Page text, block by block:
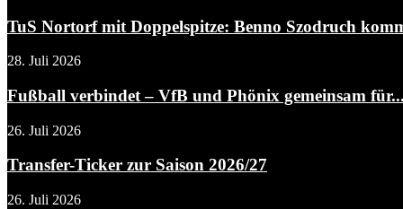
TuS Nortorf mit Doppelspitze: Benno Szodruch
28. Juli 2026
Fußball verbindet – VfB und Phönix gemeinsam für...
26. Juli 2026
Transfer-Ticker zur Saison 2026/27
26. Juli 2026